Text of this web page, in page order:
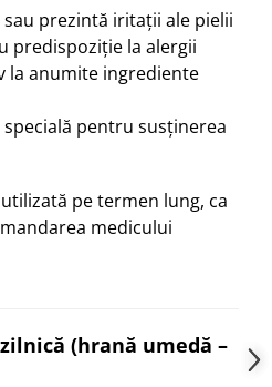
prezintă iritații ale pielii
predispoziție la alergii
la anumite ingrediente
pentru susținerea
pe termen lung, ca
medicului
(hrană umedă –